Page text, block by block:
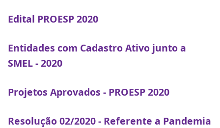
Edital PROESP 2020
Entidades com Cadastro Ativo junto a
SMEL - 2020
Projetos Aprovados - PROESP 2020
Resolução 02/2020 - Referente a Pandemia